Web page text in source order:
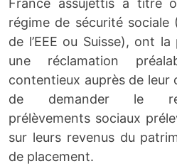
France assujettis à titre
régime de sécurité sociale
de l’EEE ou Suisse), ont
une réclamation
contentieux auprès de leur
de demander le
prélèvements sociaux
sur leurs revenus du
de placement.